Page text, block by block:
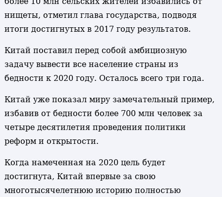
нищеты, отметил глава государства, подводя
итоги достигнутых в 2017 году результатов.
Китай поставил перед собой амбициозную
задачу вывести все население страны из
бедности к 2020 году. Осталось всего три года.
Китай уже показал миру замечательный пример,
избавив от бедности более 700 млн человек за
четыре десятилетия проведения политики
реформ и открытости.
Когда намеченная на 2020 цель будет
достигнута, Китай впервые за свою
многотысячелетнюю историю полностью